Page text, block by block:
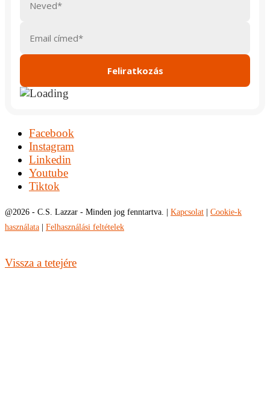
Facebook
Instagram
Linkedin
Youtube
Tiktok
@2026 - C.S. Lazzar - Minden jog fenntartva. | Kapcsolat
Cookie-k
használata
Felhasználási feltételek
Vissza a tetejére